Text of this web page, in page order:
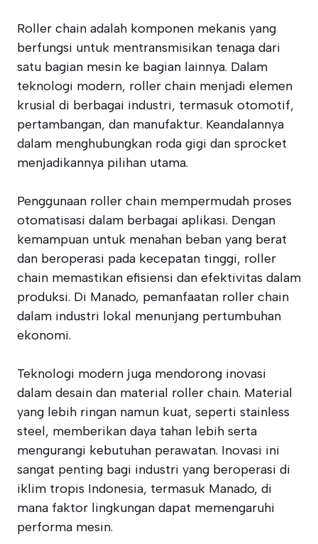
Roller chain adalah komponen mekanis yang
berfungsi untuk mentransmisikan tenaga dari
satu bagian mesin ke bagian lainnya. Dalam
teknologi modern, roller chain menjadi elemen
krusial di berbagai industri, termasuk otomotif,
pertambangan, dan manufaktur. Keandalannya
dalam menghubungkan roda gigi dan sprocket
menjadikannya pilihan utama.
Penggunaan roller chain mempermudah proses
otomatisasi dalam berbagai aplikasi. Dengan
kemampuan untuk menahan beban yang berat
dan beroperasi pada kecepatan tinggi, roller
chain memastikan efisiensi dan efektivitas dalam
produksi. Di Manado, pemanfaatan roller chain
dalam industri lokal menunjang pertumbuhan
ekonomi.
Teknologi modern juga mendorong inovasi
dalam desain dan material roller chain. Material
yang lebih ringan namun kuat, seperti stainless
steel, memberikan daya tahan lebih serta
mengurangi kebutuhan perawatan. Inovasi ini
sangat penting bagi industri yang beroperasi di
iklim tropis Indonesia, termasuk Manado, di
mana faktor lingkungan dapat memengaruhi
performa mesin.